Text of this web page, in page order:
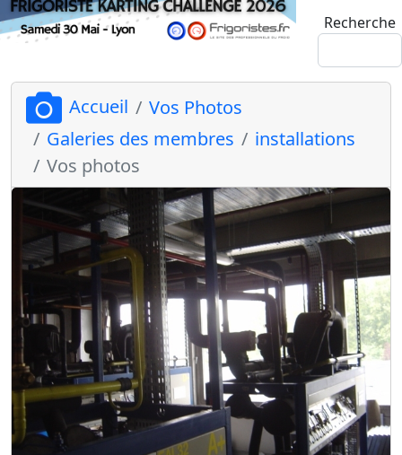
Recherche
Accueil
Vos Photos
Galeries des membres
installations
Vos photos